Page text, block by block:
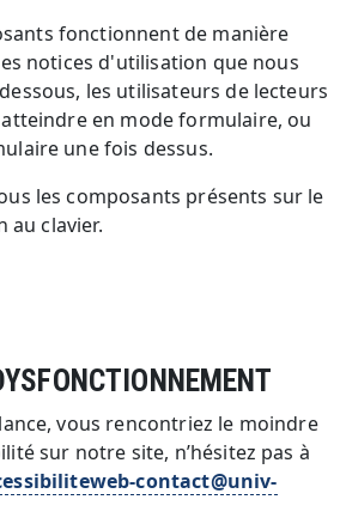
fonctionnent de manière
notices d'utilisation que nous
les utilisateurs de lecteurs
en mode formulaire, ou
une fois dessus.
les composants présents sur le
au clavier.
vous rencontriez le moindre
sur notre site, n’hésitez pas à
contact@univ-